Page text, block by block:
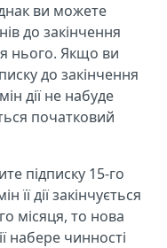
ви можете
до закінчення
нього. Якщо ви
до закінчення
дії не набуде
початковий
підписку 15-го
її дії закінчується
місяця, то нова
набере чинності